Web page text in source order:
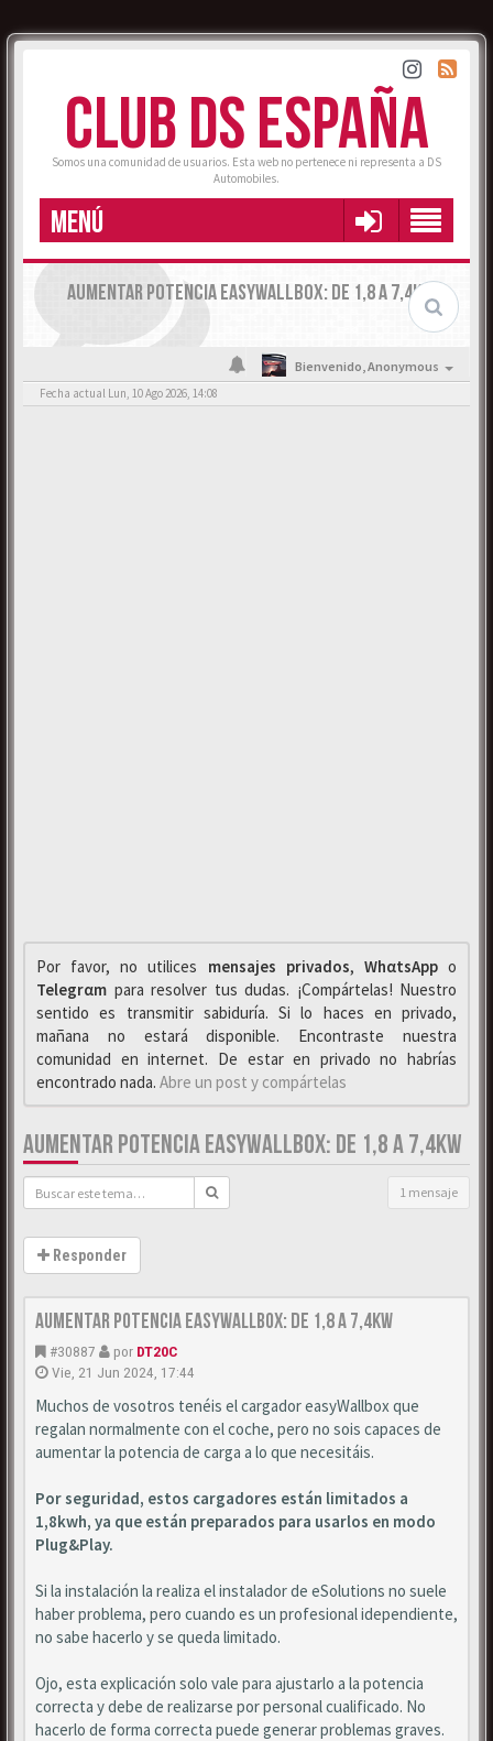
CLUB DS ESPAÑA
Somos una comunidad de usuarios. Esta web no pertenece ni representa a DS
Automobiles.
MENÚ
AUMENTAR POTENCIA EASYWALLBOX: DE 1,8 A 7,4KW
Bienvenido,Anonymous
Fecha actual Lun, 10 Ago 2026, 14:08
Por favor, no utilices mensajes privados, WhαtsAppo
Telegrαm para resolver tus dudas. ¡Compártelas! Nuestro
sentido es transmitir sabiduría. Si lo haces en privado,
mañana no estará disponible. Encontraste nuestra
comunidad en internet. De estar en privado no habrías
encontrado nada. Abre un post y compártelas
AUMENTAR POTENCIA EASYWALLBOX: DE 1,8 A 7,4KW
1 mensaje
Responder
Aumentar potencia easyWallbox: De 1,8 a 7,4kw
#30887 por DT20C
Vie, 21 Jun 2024, 17:44
Muchos de vosotros tenéis el cargador easyWallbox que
regalan normalmente con el coche, pero no sois capaces de
aumentar la potencia de carga a lo que necesitáis.
Por seguridad, estos cargadores están limitados a
1,8kwh, ya que están preparados para usarlos en modo
Plug&Play.
Si la instalación la realiza el instalador de eSolutions no suele
haber problema, pero cuando es un profesional idependiente,
no sabe hacerlo y se queda limitado.
Ojo, esta explicación solo vale para ajustarlo a la potencia
correcta y debe de realizarse por personal cualificado. No
hacerlo de forma correcta puede generar problemas graves.